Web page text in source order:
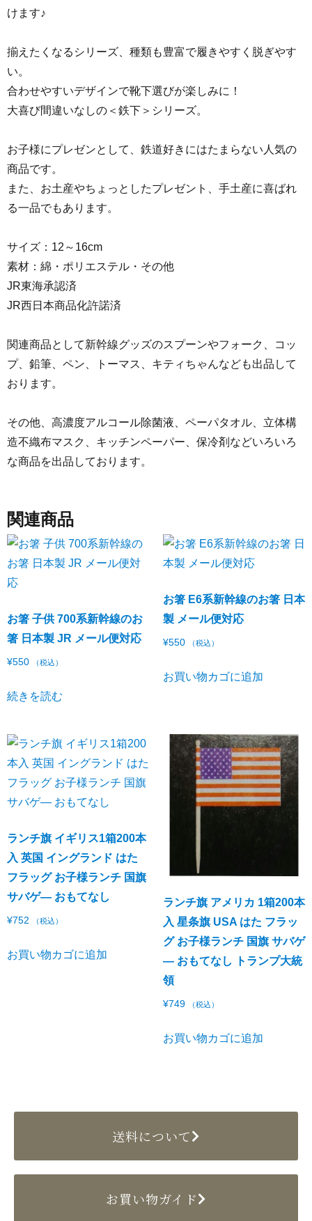
けます♪
揃えたくなるシリーズ、種類も豊富で履きやすく脱ぎやす
い。
合わせやすいデザインで靴下選びが楽しみに！
大喜び間違いなしの＜鉄下＞シリーズ。
お子様にプレゼンとして、鉄道好きにはたまらない人気の
商品です。
また、お土産やちょっとしたプレゼント、手土産に喜ばれ
る一品でもあります。
サイズ：12～16cm
素材：綿・ポリエステル・その他
JR東海承認済
JR西日本商品化許諾済
関連商品として新幹線グッズのスプーンやフォーク、コッ
プ、鉛筆、ペン、トーマス、キティちゃんなども出品して
おります。
その他、高濃度アルコール除菌液、ペーパタオル、立体構
造不織布マスク、キッチンペーパー、保冷剤などいろいろ
な商品を出品しております。
関連商品
お箸 子供 700系新幹線のお
箸 日本製 JR メール便対応
¥550 （税込）
続きを読む
お箸 E6系新幹線のお箸 日本
製 メール便対応
¥550 （税込）
お買い物カゴに追加
ランチ旗 イギリス1箱200本
入 英国 イングランド はた
フラッグ お子様ランチ 国旗
サバゲ― おもてなし
¥752 （税込）
お買い物カゴに追加
ランチ旗 アメリカ 1箱200本
入 星条旗 USA はた フラッ
グ お子様ランチ 国旗 サバゲ
― おもてなし トランプ大統
領
¥749 （税込）
お買い物カゴに追加
送料について
お買い物ガイド